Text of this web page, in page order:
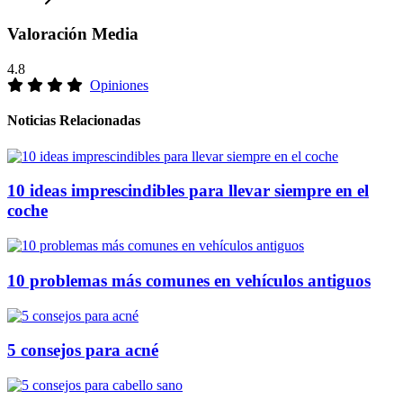
Valoración Media
4.8
Opiniones
Noticias Relacionadas
10 ideas imprescindibles para llevar siempre en el
coche
10 problemas más comunes en vehículos antiguos
5 consejos para acné